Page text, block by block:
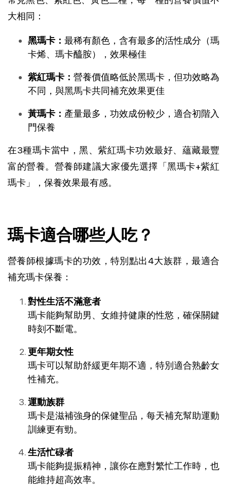
大相同：
黑瑪卡： 最稀有顏色，含有最多的活性成分（瑪
卡烯、瑪卡醯胺），效果極佳
紫紅瑪卡： 營養價值略低於黑瑪卡，但功效略為
不同，與黑馬卡共同補充效果更佳
黃瑪卡： 產量最多，功效成份較少，適合初階入
門保養
在3種瑪卡當中，黑、紫紅瑪卡功效最好、蘊藏最豐
富的營養。營養師建議大家優先選擇「黑瑪卡+紫紅
瑪卡」，保養效果最有感。
瑪卡適合哪些人吃？
營養師根據瑪卡的功效，特別點出4大族群，最適合
補充瑪卡保養：
對性生活不滿意者
瑪卡能夠幫助男、女維持健康的性慾，確保關鍵
時刻不斷電。
更年期女性
瑪卡可以幫助舒緩更年期不適，特別適合熟齡女
性補充。
運動族群
瑪卡是滋補強身的保健聖品，每天補充幫助運動
訓練更有勁。
生活忙碌者
瑪卡能夠提振精神，讓你在應對繁忙工作時，也
能維持超高效率。